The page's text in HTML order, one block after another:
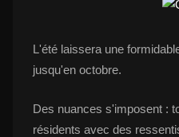
L'été laissera une
jusqu'en octobre.
Des nuances s'imposent :
résidents avec des